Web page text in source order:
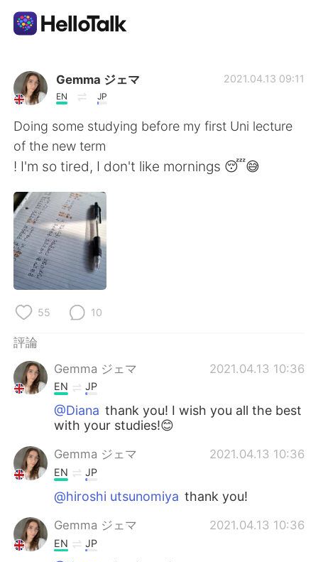
語言交換應用
AI Grammar Checker
繁體中文
English
Español
Français
Русский
Indonesia
Türkçe Tiếng Việt
Português
Gemma ジェマ
EN JP
2021.04.13 09:11
Doing some studying before my first Uni lecture
of the new term
! I'm so tired, I don't like mornings 😴😅
55 10
評論
Gemma ジェマ
2021.04.13 10:36
EN JP
@Diana thank you! I wish you all the best
with your studies!😊
Gemma ジェマ 2021.04.13 10:36
EN JP
@hiroshi utsunomiya thank you!
Gemma ジェマ 2021.04.13 10:36
EN JP